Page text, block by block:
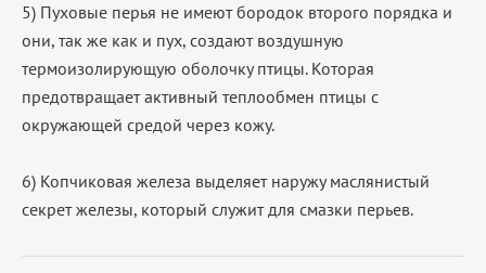
5) Пуховые перья не имеют бородок второго порядка и
они, так же как и пух, создают воздушную
термоизолирующую оболочку птицы. Которая
предотвращает активный теплообмен птицы с
окружающей средой через кожу.
6) Копчиковая железа выделяет наружу маслянистый
секрет железы, который служит для смазки перьев.